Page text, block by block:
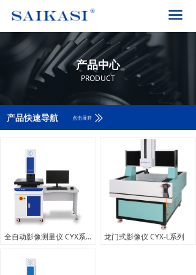
끀
首页
关于赛卡司
解决方案
赛卡司服务
联系我们
끅 400-8617-185
产品中心
PRODUCT
产品中心
PRODUCT
ꅀ
产品快速导航 点击展开
全自动影像测量仪 CYX系列 龙门式影像仪 CYX-L系列